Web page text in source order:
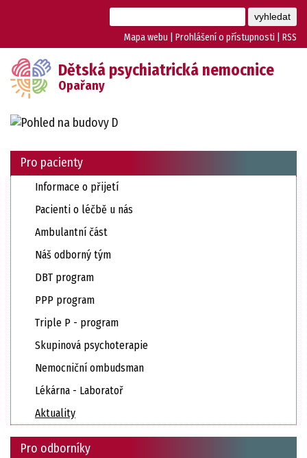
Mapa webu Prohlášení o přístupnosti RSS
Dětská psychiatrická nemocnice
Opařany
Pro pacienty
Informace o přijetí
Pacienti o léčbě u nás
Ambulantní část
Náš odborný tým
DBT program
PPP program
Triple P - program
Skupinová psychoterapie
Nemocniční ombudsman
Lékárna - Laboratoř
Aktuality
Pro odborníky